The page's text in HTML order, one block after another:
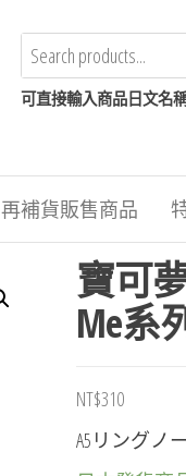
可直接輸入商品日文名
再補貨販售商品
寶可
Me系
NT$310
A5リングノ